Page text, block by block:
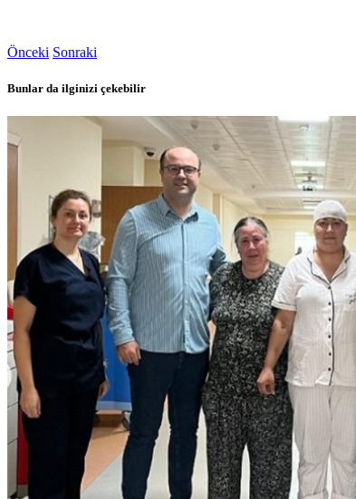
Önceki Sonraki
Bunlar da ilginizi çekebilir